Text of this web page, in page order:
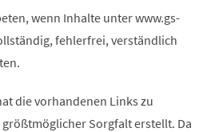
wenn Inhalte unter www.gs-
fehlerfrei, verständlich
die vorhandenen Links zu
Sorgfalt erstellt. Da